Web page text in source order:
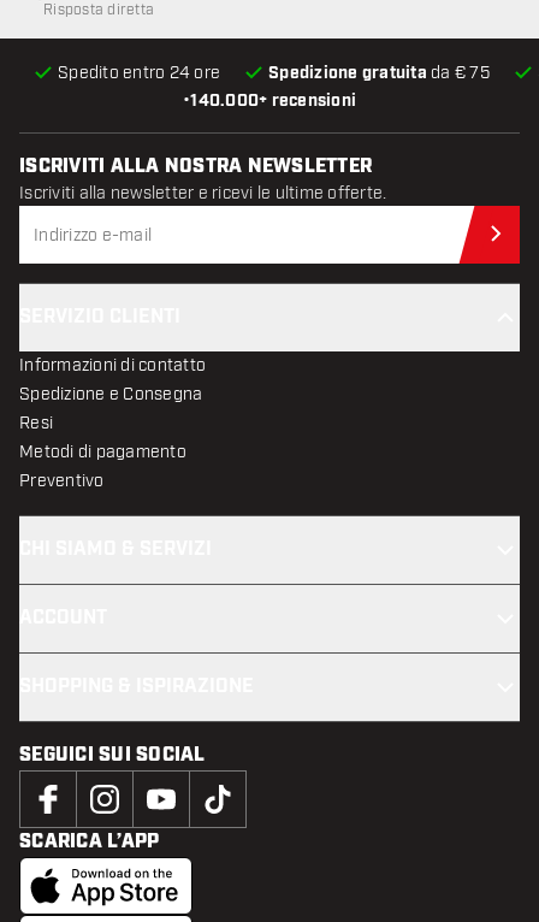
•140.000+ recensioni
Spedito entro 24 ore Spedizione gratuita da € 75
Risposta diretta
ISCRIVITI ALLA NOSTRA NEWSLETTER
Iscriviti alla newsletter e ricevi le ultime offerte.
Informazioni di contatto
Spedizione e Consegna
Resi
Metodi di pagamento
Preventivo
SEGUICI SUI SOCIAL
SCARICA L’APP